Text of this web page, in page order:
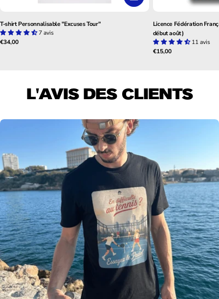
T-shirt Personnalisable "Excuses Tour"
7 avis
Prix
€34,00
Licence Fédération
début août)
11 avis
Prix
€15,00
L'AVIS DES CLIENTS